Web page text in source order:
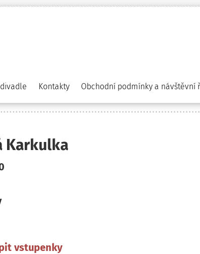
Kontakty Obchodní podmínky a návštěvní
Karkulka
vstupenky